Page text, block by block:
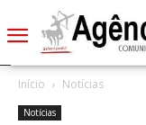
Início Notícias
Notícias